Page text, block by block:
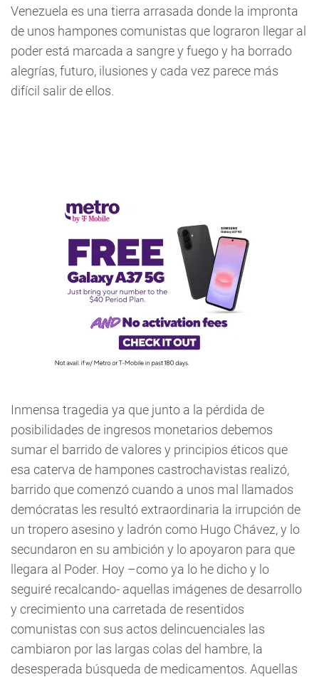
Venezuela es una tierra arrasada donde la impronta
de unos hampones comunistas que lograron llegar al
poder está marcada a sangre y fuego y ha borrado
alegrías, futuro, ilusiones y cada vez parece más
difícil salir de ellos.
Inmensa tragedia ya que junto a la pérdida de
posibilidades de ingresos monetarios debemos
sumar el barrido de valores y principios éticos que
esa caterva de hampones castrochavistas realizó,
barrido que comenzó cuando a unos mal llamados
demócratas les resultó extraordinaria la irrupción de
un tropero asesino y ladrón como Hugo Chávez, y lo
secundaron en su ambición y lo apoyaron para que
llegara al Poder. Hoy –como ya lo he dicho y lo
seguiré recalcando- aquellas imágenes de desarrollo
y crecimiento una carretada de resentidos
comunistas con sus actos delincuenciales las
cambiaron por las largas colas del hambre, la
desesperada búsqueda de medicamentos. Aquellas